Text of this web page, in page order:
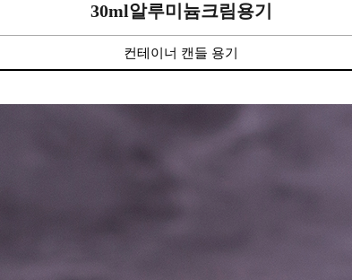
30ml알루미늄크림용기
컨테이너 캔들 용기